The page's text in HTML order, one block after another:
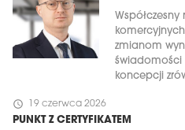
zmianom
świadomości
koncepcji
schedule 19 czerwca 2026
PUNKT Z CERTYFIKATEM